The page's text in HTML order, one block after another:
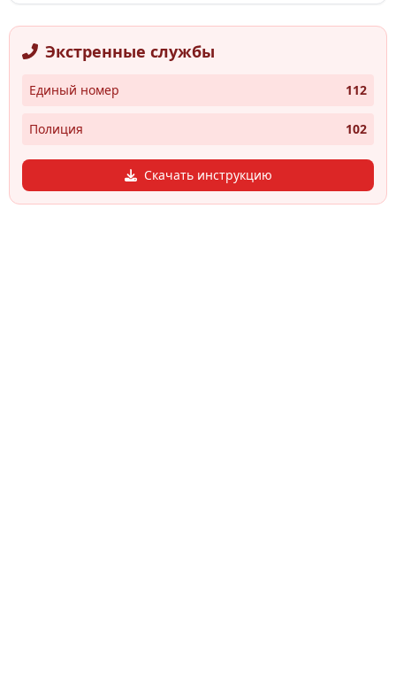
Экстренные службы
Единый номер 112
Полиция 102
Скачать инструкцию